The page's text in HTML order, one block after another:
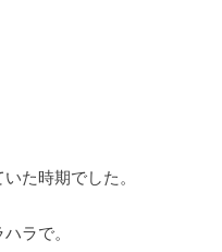
た時期でした。
ラで。